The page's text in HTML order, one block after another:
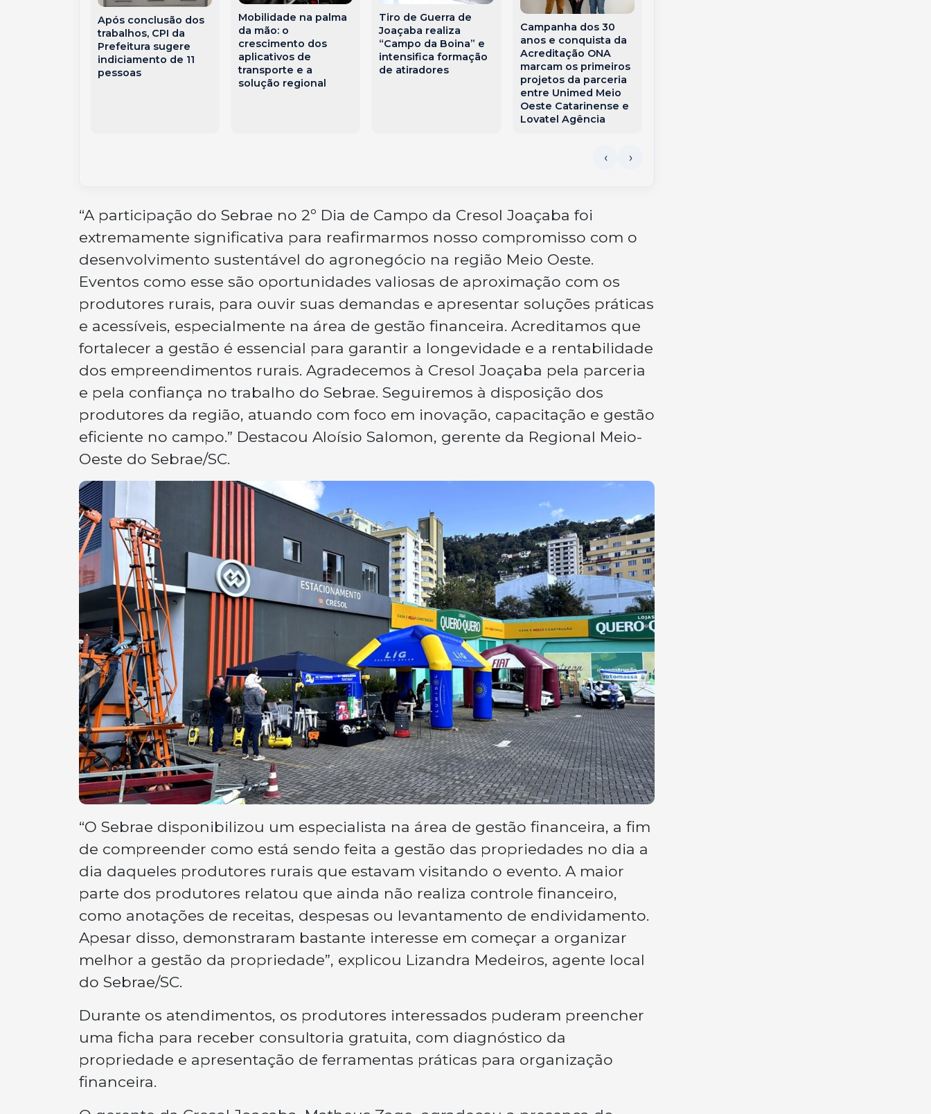
Após conclusão dos
trabalhos, CPI da
Prefeitura sugere
indiciamento de 11
pessoas
Mobilidade na palma
da mão: o
crescimento dos
aplicativos de
transporte e a
solução regional
Tiro de Guerra de
Joaçaba realiza
“Campo da Boina” e
intensifica formação
de atiradores
Campanha dos 30
anos e conquista da
Acreditação ONA
marcam os primeiros
projetos da parceria
entre Unimed Meio
Oeste Catarinense e
Lovatel Agência
“A participação do Sebrae no 2º Dia de Campo da Cresol Joaçaba foi
extremamente significativa para reafirmarmos nosso compromisso com o
desenvolvimento sustentável do agronegócio na região Meio Oeste.
Eventos como esse são oportunidades valiosas de aproximação com os
produtores rurais, para ouvir suas demandas e apresentar soluções práticas
e acessíveis, especialmente na área de gestão financeira. Acreditamos que
fortalecer a gestão é essencial para garantir a longevidade e a rentabilidade
dos empreendimentos rurais. Agradecemos à Cresol Joaçaba pela parceria
e pela confiança no trabalho do Sebrae. Seguiremos à disposição dos
produtores da região, atuando com foco em inovação, capacitação e gestão
eficiente no campo.” Destacou Aloísio Salomon, gerente da Regional Meio-
Oeste do Sebrae/SC.
“O Sebrae disponibilizou um especialista na área de gestão financeira, a fim
de compreender como está sendo feita a gestão das propriedades no dia a
dia daqueles produtores rurais que estavam visitando o evento. A maior
parte dos produtores relatou que ainda não realiza controle financeiro,
como anotações de receitas, despesas ou levantamento de endividamento.
Apesar disso, demonstraram bastante interesse em começar a organizar
melhor a gestão da propriedade”, explicou Lizandra Medeiros, agente local
do Sebrae/SC.
Durante os atendimentos, os produtores interessados puderam preencher
uma ficha para receber consultoria gratuita, com diagnóstico da
propriedade e apresentação de ferramentas práticas para organização
financeira.